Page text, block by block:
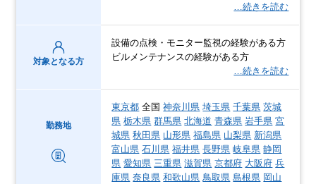
…続きを読む
対象となる方
設備の点検・モニター監視の経験がある方
ビルメンテナンスの経験がある方
…続きを読む
勤務地
東京都 全国神奈川県 埼玉県 千葉県 茨城
県 栃木県 群馬県 北海道 青森県 岩手県 宮
城県 秋田県 山形県 福島県 山梨県 新潟県
富山県 石川県 福井県 長野県 岐阜県 静岡
県 愛知県 三重県 滋賀県 京都府 大阪府 兵
庫県 奈良県 和歌山県 鳥取県 島根県 岡山